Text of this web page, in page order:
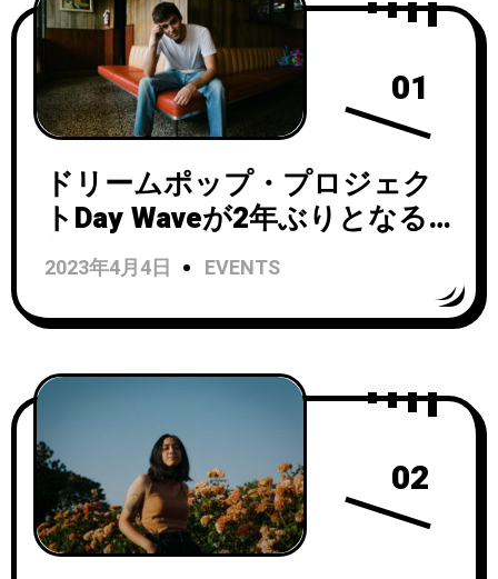
01
ドリームポップ・プロジェク
トDay Waveが2年ぶりとなる
新曲「Starting Again」のリリ
ックビデオを公開！
2023年4月4日 EVENTS
02